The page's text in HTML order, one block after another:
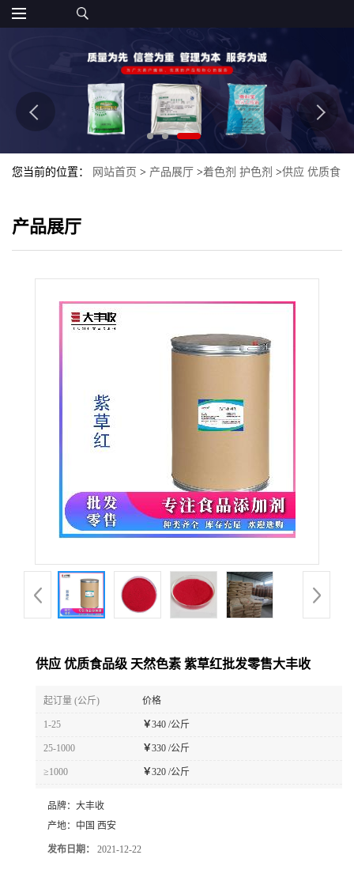
您当前的位置： 网站首页 > 产品展厅 >着色剂 护色剂 >供应 优质食
产品展厅
供应 优质食品级 天然色素 紫草红批发零售大丰收
起订量 (公斤) 价格
1-25 ￥340 /公斤
25-1000 ￥330 /公斤
≥1000 ￥320 /公斤
品牌： 大丰收
产地： 中国 西安
发布日期： 2021-12-22